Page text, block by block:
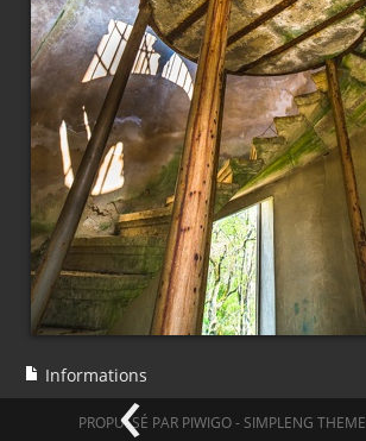
‹
Informations
PROPULSÉ PAR PIWIGO- SIMPLENG THEME